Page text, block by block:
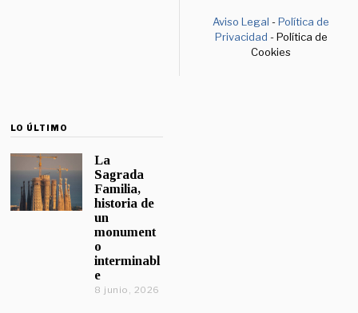
Aviso Legal -Política de
Privacidad - Política de
Cookies
LO ÚLTIMO
La
Sagrada
Familia,
historia de
un
monument
o
interminabl
e
8 junio, 2026